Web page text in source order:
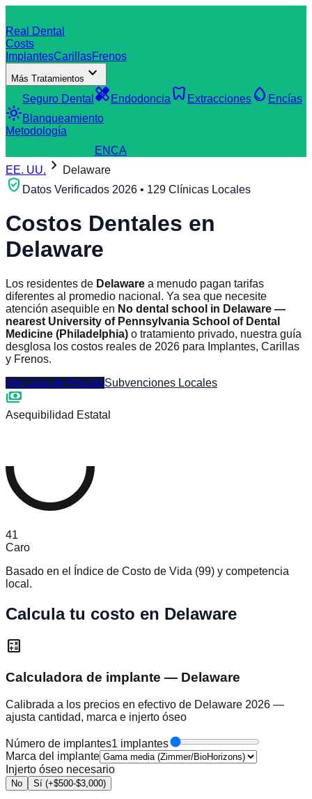
Real Dental
Costs
ImplantesCarillasFrenos
Más Tratamientos expand_more
Seguro Dental healing Endodoncia dentistry Extracciones water_drop Encías
light_modeBlanqueamiento
Metodología
ENCA
EE. UU. chevron_right Delaware
verified_user Datos Verificados 2026 • 129 Clínicas Locales
Costos Dentales en
Delaware
Los residentes de Delaware a menudo pagan tarifas
diferentes al promedio nacional. Ya sea que necesite
atención asequible en No dental school in Delaware —
nearest University of Pennsylvania School of Dental
Medicine (Philadelphia) o tratamiento privado, nuestra guía
desglosa los costos reales de 2026 para Implantes, Carillas
y Frenos.
Ver Lista de PreciosSubvenciones Locales
payments
Asequibilidad Estatal
41
Caro
Basado en el Índice de Costo de Vida (99) y competencia
local.
Calcula tu costo en Delaware
calculate
Calculadora de implante — Delaware
Calibrada a los precios en efectivo de Delaware 2026 —
ajusta cantidad, marca e injerto óseo
Número de implantes1 implantes
Marca del implante
Injerto óseo necesario
No Sí (+$500-$3,000)